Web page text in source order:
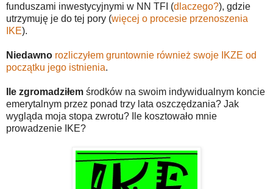
funduszami inwestycyjnymi w NN TFI (dlaczego?), gdzie
utrzymuję je do tej pory (więcej o procesie przenoszenia
IKE).
Niedawno rozliczyłem gruntownie również swoje IKZE od
początku jego istnienia.
Ile zgromadziłem środków na swoim indywidualnym koncie
emerytalnym przez ponad trzy lata oszczędzania? Jak
wygląda moja stopa zwrotu? Ile kosztowało mnie
prowadzenie IKE?